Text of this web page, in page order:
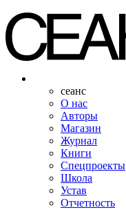
сеанс
О нас
Авторы
Магазин
Журнал
Книги
Спецпроекты
Школа
Устав
Отчетность